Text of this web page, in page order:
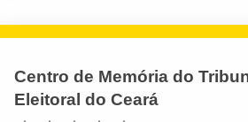
Centro de Memória do
Eleitoral do Ceará